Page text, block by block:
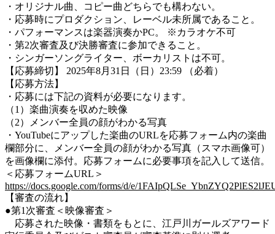
・オリジナル曲、コピー曲どちらでも構わない。
・応募時にプロダクション、レーベル未所属であること。
・パフォーマンスは楽器演奏かPC。 ※カラオケ不可
・第2次審査及び決勝審査に参加できること。
・シンガーソングライター、ボーカリストは不可。
【応募締切】 2025年8月31日（日）23:59 （必着）
【応募方法】
・応募には下記の資料が必要になります。
（1）楽曲演奏を収めた映像
（2）メンバー全員の顔がわかる写真
・YouTubeにアップした楽曲のURLを応募フォーム内の楽曲
欄部分に、メンバー全員の顔がわかる写真（スマホ画像可）
を画像欄に添付。応募フォームに必要事項を記入して送信。
＜応募フォームURL＞
https://docs.google.com/forms/d/e/
【審査の流れ】
●第1次審査＜映像審査＞
応募された映像・書類をもとに、江戸川ガールズアワード